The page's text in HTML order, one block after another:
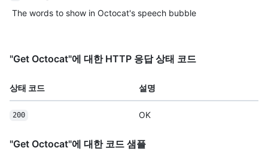
The words to show in Octocat's speech bubble
"Get Octocat"에 대한 HTTP 응답 상태 코드
상태 코드 설명
200 OK
"Get Octocat"에 대한 코드 샘플